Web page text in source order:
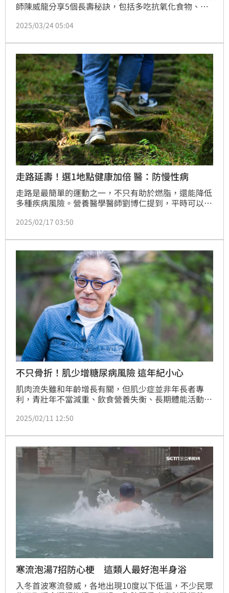
師陳威龍分享5個長壽秘訣，包括多吃抗氧化食物、避
不只能預防癌症，還可降低罹患慢性疾病的風險，研究
2025/03/24 05:04
走路延壽！選1地點健康加倍 醫：防慢性病
走路是最簡單的運動之一，不只有助於燃脂，還能降低
多種疾病風險。營養醫學醫師劉博仁提到，平時可以到
人體健康，不只幫助減少焦慮與壓力，還能提升睡眠品
2025/02/17 03:50
不只骨折！肌少增糖尿病風險 這年紀小心
肌肉流失雖和年齡增長有關，但肌少症並非年長者專
利，青壯年不當減重、飲食營養失衡、長期體能活動不
表示，肌肉質量退步，自理能力和生活品質也會跟著下
研究指出，未滿50歲的肌肉質量不足者，日後較容易罹
患糖尿病。
2025/02/11 12:50
寒流泡湯7招防心梗 這類人最好泡半身浴
入冬首波寒流發威，各地出現10度以下低溫，不少民眾